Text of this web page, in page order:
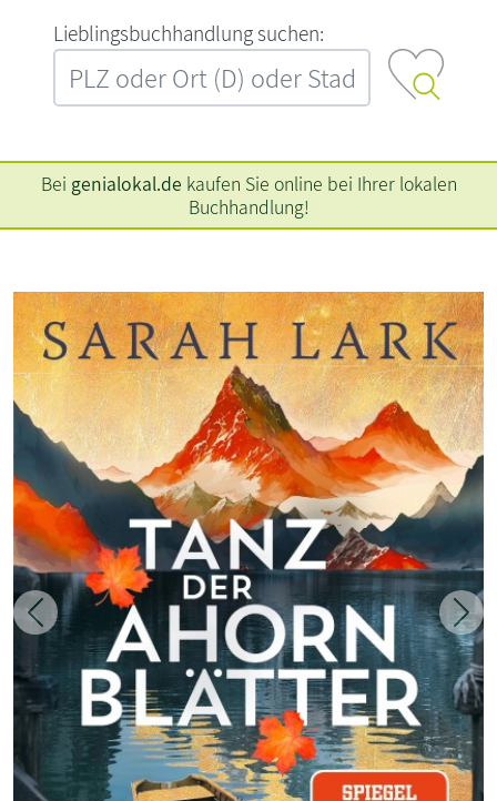
L‍i‍e‍b‍l‍i‍n‍g‍s‍b‍u‍c‍h‍h‍a‍n‍d‍l‍u‍n‍g‍ ‍s‍u‍c‍h‍e‍n‍:‍
Bei genialokal.de kaufen Sie online bei Ihrer lokalen
Buchhandlung!
Zurück